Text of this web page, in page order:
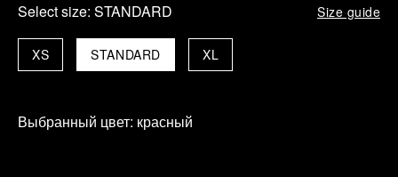
Select size: STANDARD Size guide
STANDARD XL
XS
Выбранный цвет: красный